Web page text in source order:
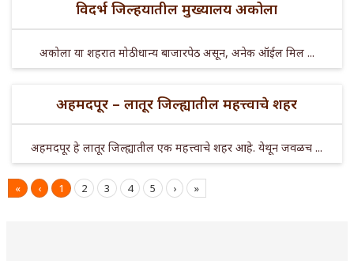
विदर्भ जिल्हयातील मुख्यालय अकोला
अकोला या शहरात मोठी धान्य बाजारपेठ असून, अनेक ऑईल मिल ...
अहमदपूर – लातूर जिल्ह्यातील महत्त्वाचे शहर
अहमदपूर हे लातूर जिल्ह्यातील एक महत्त्वाचे शहर आहे. येथून जवळच ...
« ‹ 1 2 3 4 5 › »